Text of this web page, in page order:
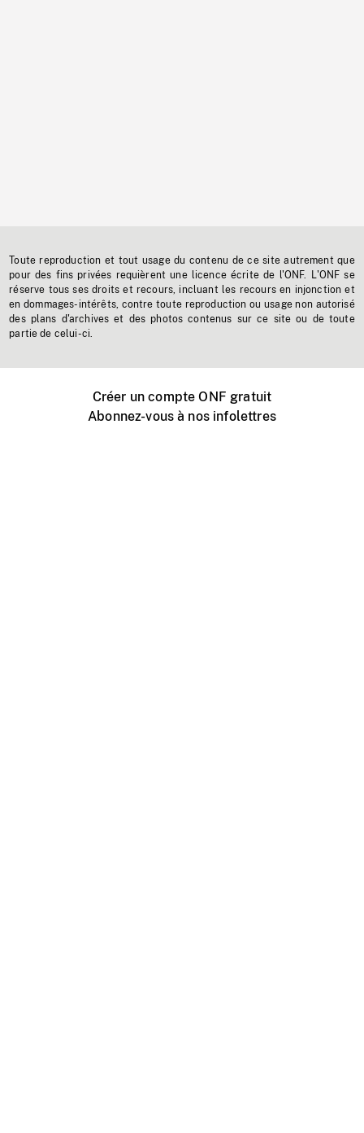
Toute reproduction et tout usage du contenu de ce site autrement que
pour des fins privées requièrent une licence écrite de l'ONF. L'ONF se
réserve tous ses droits et recours, incluant les recours en injonction et
en dommages-intérêts, contre toute reproduction ou usage non autorisé
des plans d'archives et des photos contenus sur ce site ou de toute
partie de celui-ci.
Créer un compte ONF gratuit
Abonnez-vous à nos infolettres